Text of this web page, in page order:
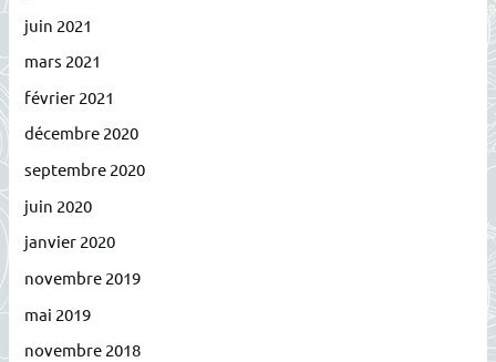
juin 2021
mars 2021
février 2021
décembre 2020
septembre 2020
juin 2020
janvier 2020
novembre 2019
mai 2019
novembre 2018